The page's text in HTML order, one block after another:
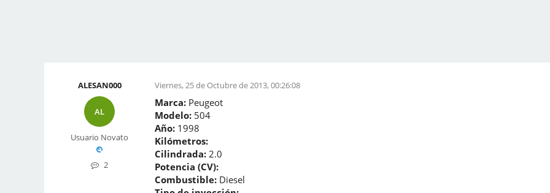
ALESAN000
AL
Usuario Novato
2
Viernes, 25 de Octubre de 2013, 00:26:08
Marca: Peugeot
Modelo: 504
Año: 1998
Kilómetros:
Cilindrada: 2.0
Potencia (CV):
Combustible: Diesel